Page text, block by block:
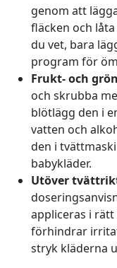
genom att
fläcken och
du vet, bara
program för
Frukt- och
och skrubba
blötlägg den i
vatten och
den i
babykläder.
Utöver
appliceras i
förhindrar
stryk kläderna